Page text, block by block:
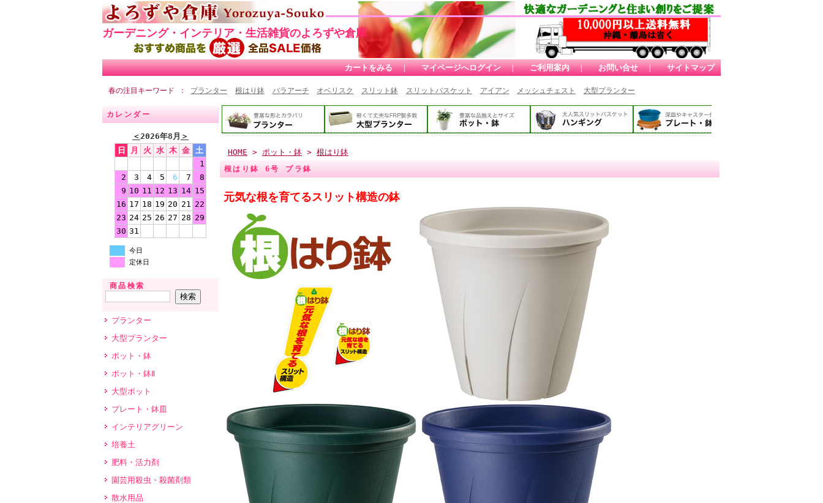
ガーデニング・インテリア・生活雑貨のよろずや倉庫
カートをみる ｜ マイページへログイン ｜ ご利用案内 ｜ お問い合せ ｜ サイトマップ
春の注目キーワード プランター 根はり鉢 バラアーチ オベリスク スリット鉢 スリットバスケット アイアン メッシュチェスト 大型プランター
カレンダー
＜2026年8月 ＞
日
月 火 水 木 金 土
1
2
3 4 5 6 7
8
9 10 11 12 13 14 15
16 17 18 19 20 21 22
23 24 25 26 27 28 29
30 31
今日
定休日
商品検索
プランター
大型プランター
ポット・鉢
ポット・鉢Ⅱ
大型ポット
プレート・鉢皿
インテリアグリーン
培養土
肥料・活力剤
園芸用殺虫・殺菌剤類
散水用品
HOME > ポット・鉢 > 根はり鉢
根はり鉢 6号 プラ鉢
元気な根を育てるスリット構造の鉢